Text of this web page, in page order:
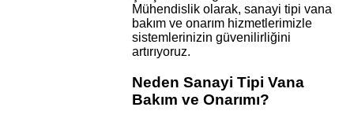
Mühendislik olarak, sanayi tipi vana
bakım ve onarım hizmetlerimizle
sistemlerinizin güvenilirliğini
artırıyoruz.
Neden Sanayi Tipi Vana
Bakım ve Onarımı?